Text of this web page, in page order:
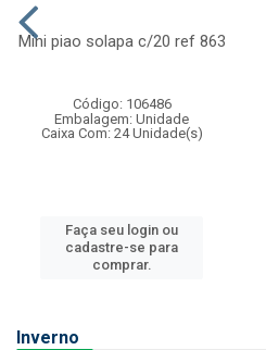
Mini piao solapa c/20 ref 863
Código: 106486
Embalagem: Unidade
Caixa Com: 24 Unidade(s)
Faça seu login ou
cadastre-se para
comprar.
Inverno